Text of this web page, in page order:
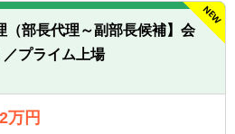
ご利用ガイド
（部長代理～副部長候補】会
プライム上場
万円